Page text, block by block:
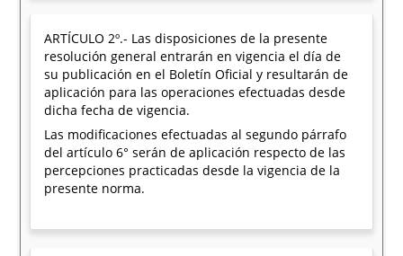
ARTÍCULO 2º.- Las disposiciones de la presente
resolución general entrarán en vigencia el día de
su publicación en el Boletín Oficial y resultarán de
aplicación para las operaciones efectuadas desde
dicha fecha de vigencia.
Las modificaciones efectuadas al segundo párrafo
del artículo 6° serán de aplicación respecto de las
percepciones practicadas desde la vigencia de la
presente norma.